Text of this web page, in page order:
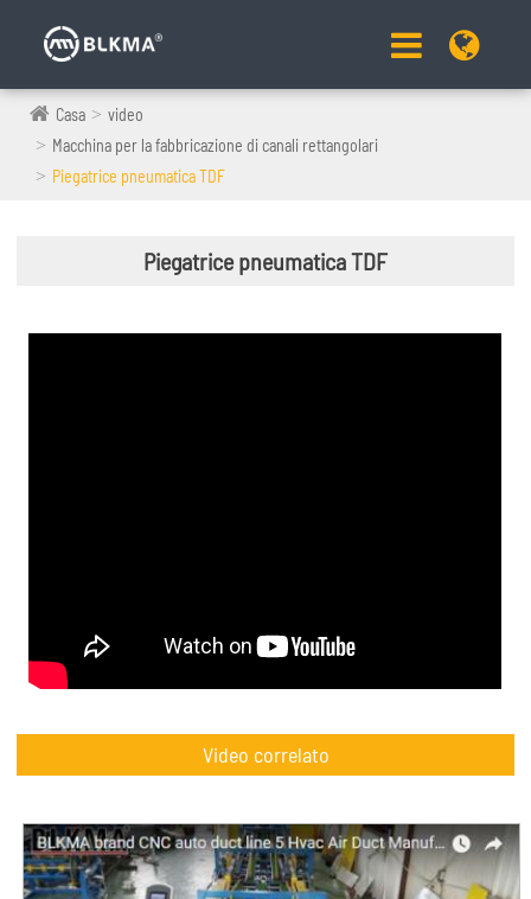
Casa
video
Macchina per la fabbricazione di canali rettangolari
Piegatrice pneumatica TDF
Piegatrice pneumatica TDF
Video correlato